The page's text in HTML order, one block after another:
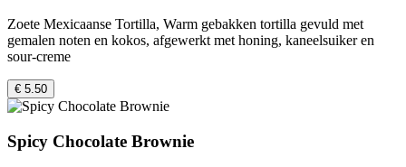
Zoete Mexicaanse Tortilla, Warm gebakken tortilla gevuld met
gemalen noten en kokos, afgewerkt met honing, kaneelsuiker en
sour-creme
€ 5.50
Spicy Chocolate Brownie